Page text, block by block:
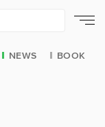
NEWS BOOK